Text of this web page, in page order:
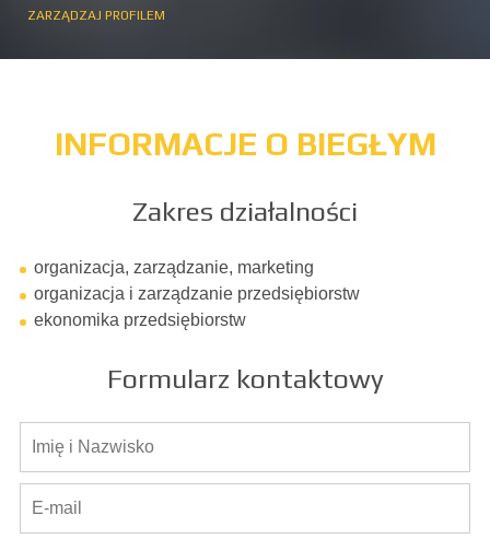
ZARZĄDZAJ PROFILEM
INFORMACJE O BIEGŁYM
Zakres działalności
organizacja, zarządzanie, marketing
organizacja i zarządzanie przedsiębiorstw
ekonomika przedsiębiorstw
Formularz kontaktowy